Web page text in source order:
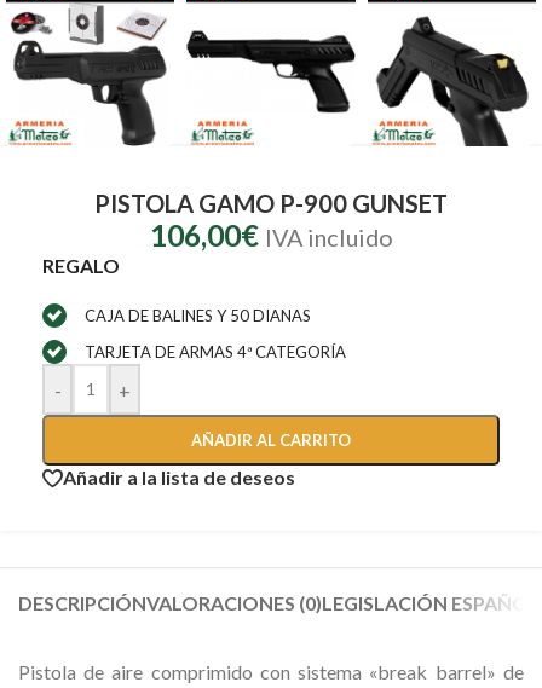
PISTOLA GAMO P-900 GUNSET
106,00€ IVA incluido
REGALO
CAJA DE BALINES Y 50 DIANAS
TARJETA DE ARMAS 4ª CATEGORÍA
- +
AÑADIR AL CARRITO
Añadir a la lista de deseos
DESCRIPCIÓNVALORACIONES (0)LEGISLACIÓN
Pistola de aire comprimido con sistema «break barrel» de